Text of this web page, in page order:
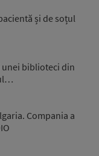
și de soțul
unei biblioteci din
Compania a